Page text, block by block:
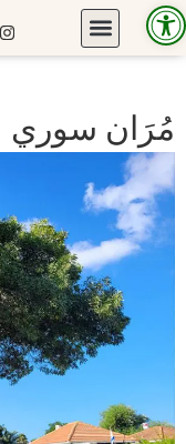
مُرَان سوري